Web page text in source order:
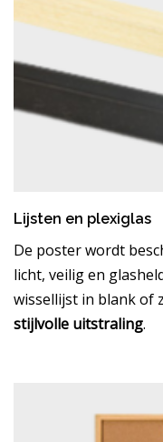
Lijsten en plexiglas
De poster wordt
licht, veilig en
wissellijst in blank of
stijlvolle uitstraling.